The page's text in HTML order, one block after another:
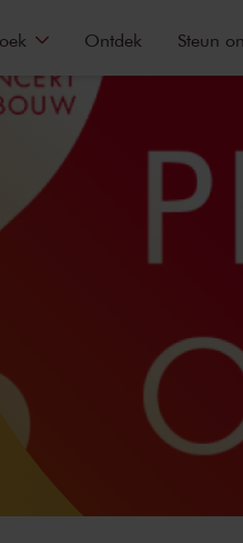
Ontdek Steun